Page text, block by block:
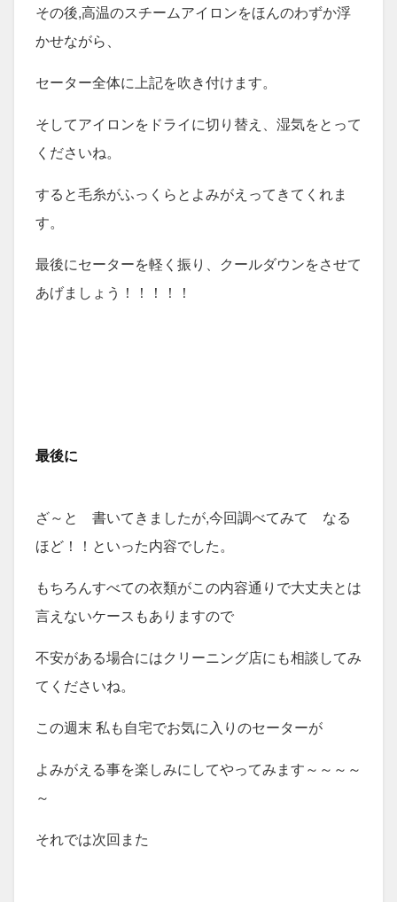
その後,高温のスチームアイロンをほんのわずか浮
かせながら、
セーター全体に上記を吹き付けます。
そしてアイロンをドライに切り替え、湿気をとって
くださいね。
すると毛糸がふっくらとよみがえってきてくれま
す。
最後にセーターを軽く振り、クールダウンをさせて
あげましょう！！！！！
最後に
ざ～と 書いてきましたが,今回調べてみて なる
ほど！！といった内容でした。
もちろんすべての衣類がこの内容通りで大丈夫とは
言えないケースもありますので
不安がある場合にはクリーニング店にも相談してみ
てくださいね。
この週末 私も自宅でお気に入りのセーターが
よみがえる事を楽しみにしてやってみます～～～～
～
それでは次回また